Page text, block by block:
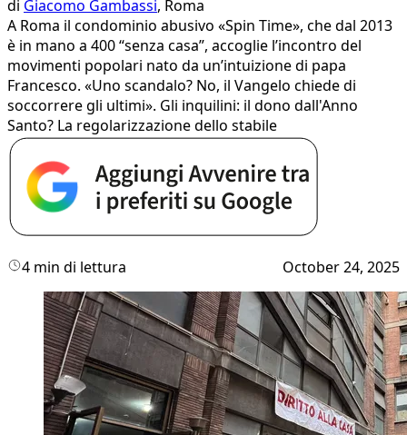
di Giacomo Gambassi, Roma
A Roma il condominio abusivo «Spin Time», che dal 2013
è in mano a 400 “senza casa”, accoglie l’incontro del
movimenti popolari nato da un’intuizione di papa
Francesco. «Uno scandalo? No, il Vangelo chiede di
soccorrere gli ultimi». Gli inquilini: il dono dall'Anno
Santo? La regolarizzazione dello stabile
4 min di lettura October 24, 2025